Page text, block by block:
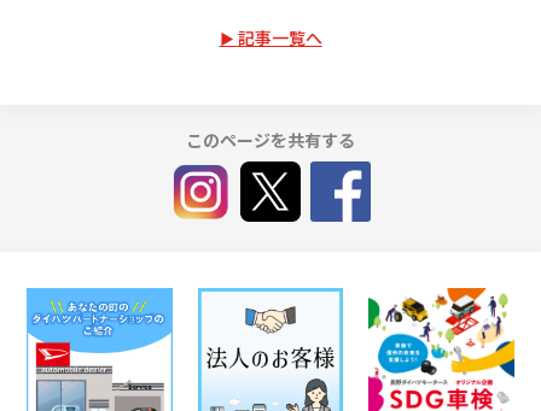
記事一覧へ
このページを共有する